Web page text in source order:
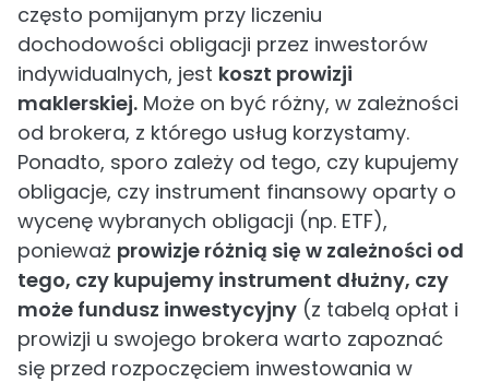
często pomijanym przy liczeniu
dochodowości obligacji przez inwestorów
indywidualnych, jest koszt prowizji
maklerskiej. Może on być różny, w zależności
od brokera, z którego usług korzystamy.
Ponadto, sporo zależy od tego, czy kupujemy
obligacje, czy instrument finansowy oparty o
wycenę wybranych obligacji (np. ETF),
ponieważ prowizje różnią się w zależności od
tego, czy kupujemy instrument dłużny, czy
może fundusz inwestycyjny (z tabelą opłat i
prowizji u swojego brokera warto zapoznać
się przed rozpoczęciem inwestowania w